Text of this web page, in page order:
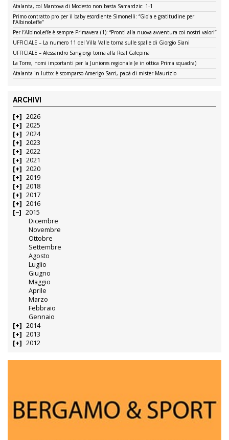
Atalanta, col Mantova di Modesto non basta Samardzic: 1-1
Primo contratto pro per il baby esordiente Simonelli: “Gioia e gratitudine per
l’AlbinoLeffe”
Per l’AlbinoLeffe è sempre Primavera (1): “Pronti alla nuova avventura coi nostri valori”
UFFICIALE – La numero 11 del Villa Valle torna sulle spalle di Giorgio Siani
UFFICIALE – Alessandro Sangiorgi torna alla Real Calepina
La Torre, nomi importanti per la Juniores regionale (e in ottica Prima squadra)
Atalanta in lutto: è scomparso Amerigo Sarri, papà di mister Maurizio
ARCHIVI
2026
2025
2024
2023
2022
2021
2020
2019
2018
2017
2016
2015
Dicembre
Novembre
Ottobre
Settembre
Agosto
Luglio
Giugno
Maggio
Aprile
Marzo
Febbraio
Gennaio
2014
2013
2012